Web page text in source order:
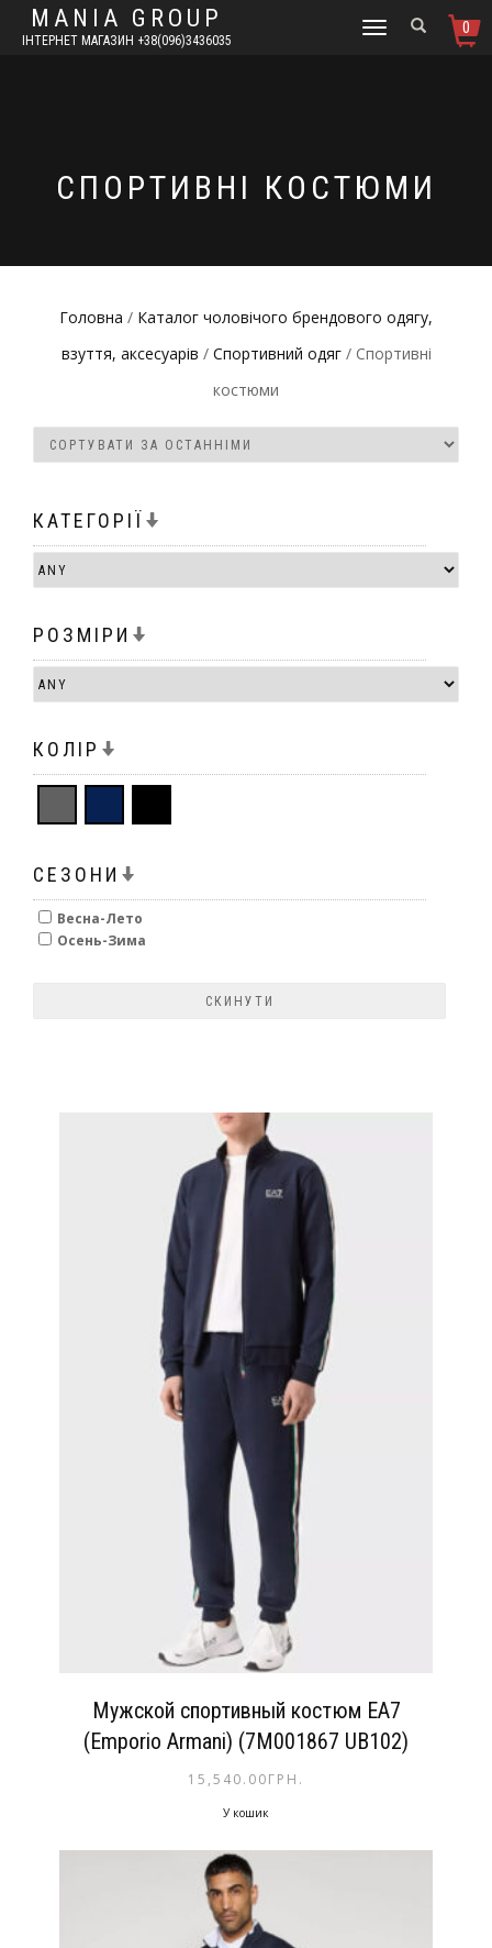
MANIA GROUP
ІНТЕРНЕТ МАГАЗИН +38(096)3436035
TOGGLE
0
СПОРТИВНІ КОСТЮМИ
Головна / Каталог чоловічого брендового одягу,
взуття, аксесуарів / Спортивний одяг/ Спортивні
костюми
Мужской спортивный костюм EA7
(Emporio Armani) (7M001867 UB102)
15,540.00ГРН.
У кошик
КАТЕГОРІЇ
РОЗМІРИ
КОЛІР
СЕЗОНИ
Весна-Лето
Осень-Зима